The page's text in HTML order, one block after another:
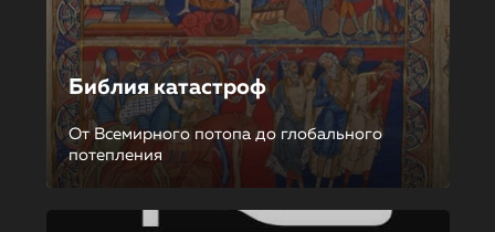
Библия катастроф
От Всемирного потопа до глобального
потепления